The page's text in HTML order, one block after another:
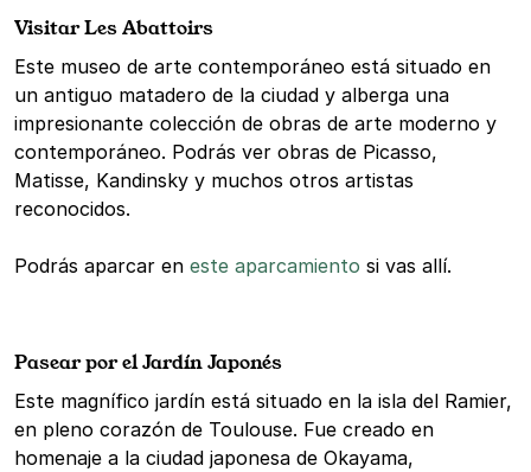
Visitar Les Abattoirs
Este museo de arte contemporáneo está situado en
un antiguo matadero de la ciudad y alberga una
impresionante colección de obras de arte moderno y
contemporáneo. Podrás ver obras de Picasso,
Matisse, Kandinsky y muchos otros artistas
reconocidos.
Podrás aparcar en este aparcamiento si vas allí.
Pasear por el Jardín Japonés
Este magnífico jardín está situado en la isla del Ramier,
en pleno corazón de Toulouse. Fue creado en
homenaje a la ciudad japonesa de Okayama,